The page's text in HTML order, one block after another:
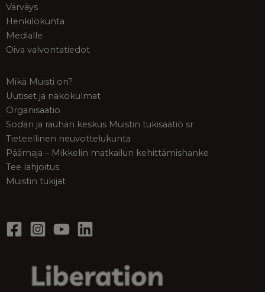
Värväys
Henkilökunta
Medialle
Oiva valvontatiedot
Mikä Muisti on?
Uutiset ja näkökulmat
Organisaatio
Sodan ja rauhan keskus Muistin tukisäätiö sr
Tieteellinen neuvottelukunta
Päämaja – Mikkelin matkailun kehittämishanke
Tee lahjoitus
Muistin tukijat